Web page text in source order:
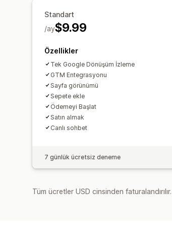
Standart
$9.99
/ay
Özellikler
Tek Google Dönüşüm İzleme
GTM Entegrasyonu
Sayfa görünümü
Sepete ekle
Ödemeyi Başlat
Satın almak
Canlı sohbet
7 günlük ücretsiz deneme
Tüm ücretler USD cinsinden